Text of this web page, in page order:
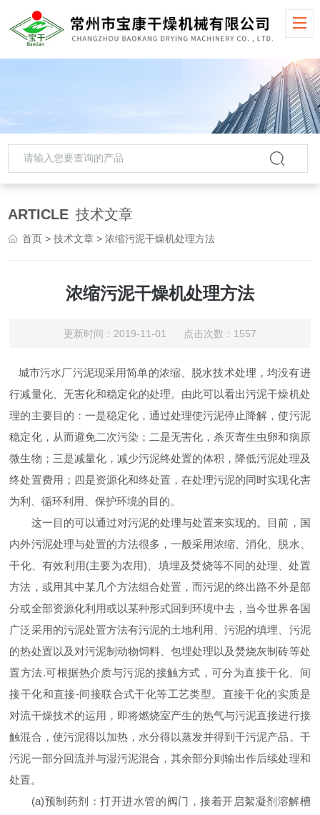
ARTICLE 技术文章
首页 >技术文章 > 浓缩污泥干燥机处理方法
浓缩污泥干燥机处理方法
更新时间：2019-11-01 点击次数：1557
城市污水厂污泥现采用简单的浓缩、脱水技术处理，均没有进
行减量化、无害化和稳定化的处理。由此可以看出污泥干燥机处
理的主要目的：一是稳定化，通过处理使污泥停止降解，使污泥
稳定化，从而避免二次污染；二是无害化，杀灭寄生虫卵和病原
微生物；三是减量化，减少污泥终处置的体积，降低污泥处理及
终处置费用；四是资源化和终处置，在处理污泥的同时实现化害
为利、循环利用、保护环境的目的。
这一目的可以通过对污泥的处理与处置来实现的。目前，国
内外污泥处理与处置的方法很多，一般采用浓缩、消化、脱水、
干化、有效利用(主要为农用) 、填埋及焚烧等不同的处理、处置
方法，或用其中某几个方法组合处置，而污泥的终出路不外是部
分或全部资源化利用或以某种形式回到环境中去，当今世界各国
广泛采用的污泥处置方法有污泥的土地利用、污泥的填埋、污泥
的热处置以及对污泥制动物饲料、包埋处理以及焚烧灰制砖等处
置方法.可根据热介质与污泥的接触方式，可分为直接干化、间
接干化和直接-间接联合式干化等工艺类型。直接干化的实质是
对流干燥技术的运用，即将燃烧室产生的热气与污泥直接进行接
触混合，使污泥得以加热，水分得以蒸发并得到干污泥产品。干
污泥一部分回流并与湿污泥混合，其余部分则输出作后续处理和
处置。
(a)预制药剂：打开进水管的阀门，接着开启絮凝剂溶解槽